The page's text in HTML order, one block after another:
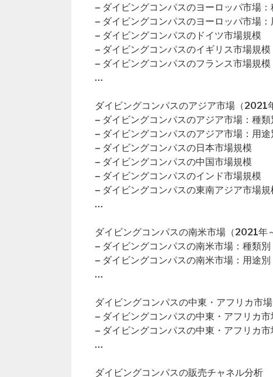
– ダイビングコンパスのヨーロッパ市場：
– ダイビングコンパスのヨーロッパ市場：
– ダイビングコンパスのドイツ市場規模
– ダイビングコンパスのイギリス市場規模
– ダイビングコンパスのフランス市場規模
…
ダイビングコンパスのアジア市場（2021
– ダイビングコンパスのアジア市場：種類
– ダイビングコンパスのアジア市場：用途
– ダイビングコンパスの日本市場規模
– ダイビングコンパスの中国市場規模
– ダイビングコンパスのインド市場規模
– ダイビングコンパスの東南アジア市場規
…
ダイビングコンパスの南米市場（2021年
– ダイビングコンパスの南米市場：種類別
– ダイビングコンパスの南米市場：用途別
…
ダイビングコンパスの中東・アフリカ市
– ダイビングコンパスの中東・アフリカ市
– ダイビングコンパスの中東・アフリカ市
…
ダイビングコンパスの販売チャネル分析